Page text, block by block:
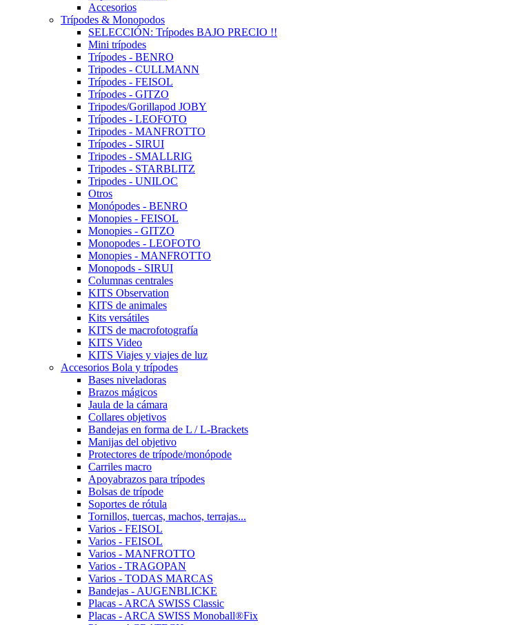
Accesorios
Trípodes & Monopodos
SELECCIÓN: Trípodes BAJO PRECIO !!
Mini trípodes
Trípodes - BENRO
Tripodes - CULLMANN
Trípodes - FEISOL
Trípodes - GITZO
Tripodes/Gorillapod JOBY
Trípodes - LEOFOTO
Tripodes - MANFROTTO
Trípodes - SIRUI
Tripodes - SMALLRIG
Tripodes - STARBLITZ
Tripodes - UNILOC
Otros
Monópodes - BENRO
Monopies - FEISOL
Monopies - GITZO
Monopodes - LEOFOTO
Monopies - MANFROTTO
Monopods - SIRUI
Columnas centrales
KITS Observation
KITS de animales
Kits versátiles
KITS de macrofotografía
KITS Video
KITS Viajes y viajes de luz
Accesorios Bola y trípodes
Bases niveladoras
Brazos mágicos
Jaula de la cámara
Collares objetivos
Bandejas en forma de L / L-Brackets
Manijas del objetivo
Protectores de trípode/monópode
Carriles macro
Apoyabrazos para trípodes
Bolsas de trípode
Soportes de rótula
Tornillos, tuercas, machos, terrajas...
Varios - FEISOL
Varios - FEISOL
Varios - MANFROTTO
Varios - TRAGOPAN
Varios - TODAS MARCAS
Bandejas - AUGENBLICKE
Placas - ARCA SWISS Classic
Placas - ARCA SWISS Monoball®Fix